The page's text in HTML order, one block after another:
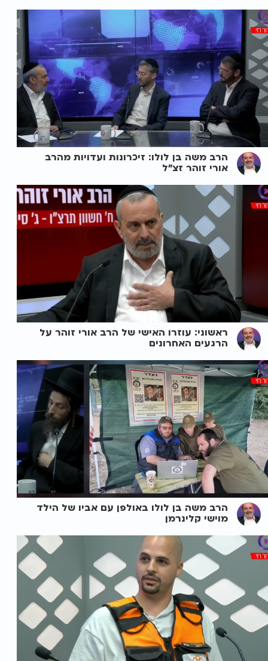
הרב משה בן לולו: זיכרונות ועדויות מהרב
אורי זוהר זצ"ל
ראשוני: עוזרו האישי של הרב אורי זוהר על
הרגעים האחרונים
הרב משה בן לולו באולפן עם אביו של הילד
מוישי קלינרמן